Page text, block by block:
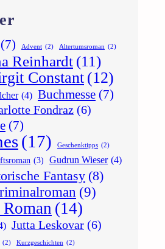
(7) Advent (2) Altertumsroman (2)
Reinhardt (11)
Constant (12)
(4) Buchmesse (7)
Fondraz (6)
(7)
(17) Geschenktipps (2)
(3) Gudrun Wieser (4)
Fantasy (8)
(9)
(14)
Jutta Leskovar (6)
(2) Kurzgeschichten (2)